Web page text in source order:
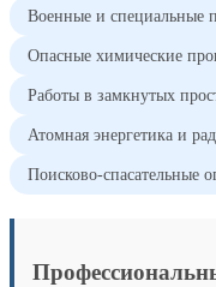
Военные и специальные
Опасные химические
Работы в замкнутых
Атомная энергетика и
Поисково-спасательные